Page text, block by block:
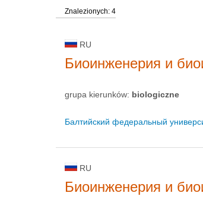
Znalezionych: 4
RU
Биоинженерия и
grupa kierunków: biologiczne
Балтийский федеральный
RU
Биоинженерия и